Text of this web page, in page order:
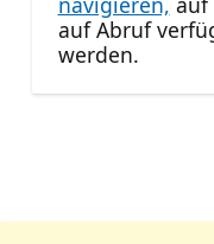
auf Abruf
werden.